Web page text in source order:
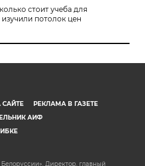
стоит учеба для
потолок цен
САЙТЕ
РЕКЛАМА В ГАЗЕТЕ
АИФ
Директор, главный